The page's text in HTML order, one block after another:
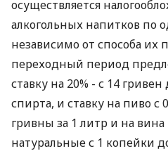
осуществляется
алкогольных напитков по
независимо от способа их
переходный период
ставку на 20% - с 14
спирта, и ставку на пиво с
гривны за 1 литр и на
натуральные с 1 копейки